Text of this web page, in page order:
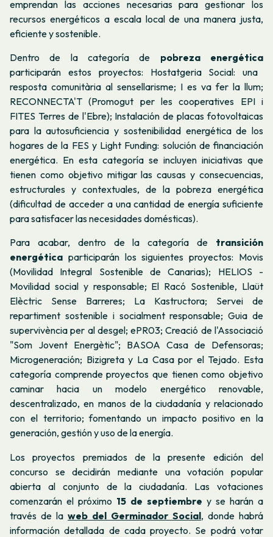
emprendan las acciones necesarias para gestionar los
recursos energéticos a escala local de una manera justa,
eficiente y sostenible.
Dentro de la categoría de pobreza energética
participarán estos proyectos: Hostatgeria Social: una
resposta comunitària al sensellarisme; I es va fer la llum;
RECONNECTA'T (Promogut per les cooperatives EPI i
FITES Terres de l'Ebre); Instalación de placas fotovoltaicas
para la autosuficiencia y sostenibilidad energética de los
hogares de la FES y Light Funding: solución de financiación
energética. En esta categoría se incluyen iniciativas que
tienen como objetivo mitigar las causas y consecuencias,
estructurales y contextuales, de la pobreza energética
(dificultad de acceder a una cantidad de energía suficiente
para satisfacer las necesidades domésticas).
Para acabar, dentro de la categoría de transición
energética participarán los siguientes proyectos: Movis
(Movilidad Integral Sostenible de Canarias); HELIOS -
Movilidad social y responsable; El Racó Sostenible, Llaüt
Elèctric Sense Barreres; La Kastructora; Servei de
repartiment sostenible i socialment responsable; Guia de
supervivència per al desgel; ePR03; Creació de l'Associació
"Som Jovent Energètic"; BASOA Casa de Defensoras;
Microgeneración; Bizigreta y La Casa por el Tejado. Esta
categoría comprende proyectos que tienen como objetivo
caminar hacia un modelo energético renovable,
descentralizado, en manos de la ciudadanía y relacionado
con el territorio; fomentando un impacto positivo en la
generación, gestión y uso de la energía.
Los proyectos premiados de la presente edición del
concurso se decidirán mediante una votación popular
abierta al conjunto de la ciudadanía. Las votaciones
comenzarán el próximo 15 de septiembre y se harán a
través de la web del Germinador Social, donde habrá
información detallada de cada proyecto. Se podrá votar